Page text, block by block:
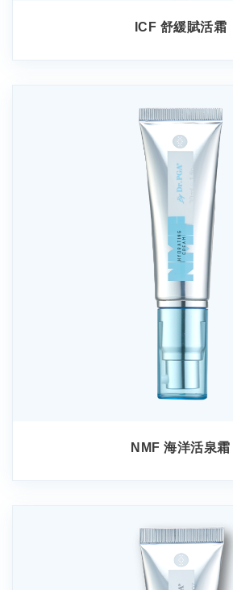
ICF 舒緩賦活霜
NMF 海洋活泉霜